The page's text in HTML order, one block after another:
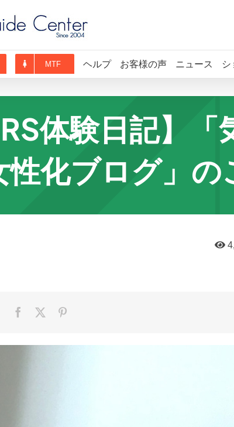
MTF ヘルプ お客様の声 ニュース シ
体験日記】
性化ブログ」の